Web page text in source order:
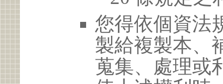
您得依個資法
製給複製本、
蒐集、處理或